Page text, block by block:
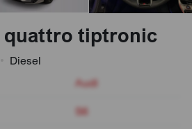
quattro tiptronic
Diesel
Audi
S6